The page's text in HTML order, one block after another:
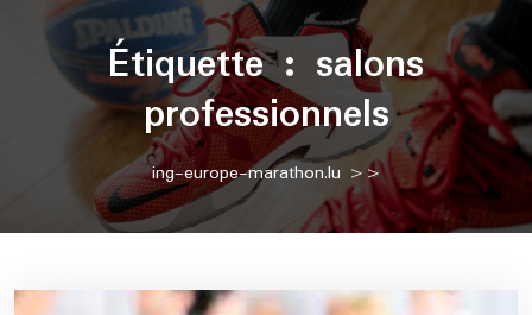
Étiquette : salons
professionnels
ing-europe-marathon.lu >>